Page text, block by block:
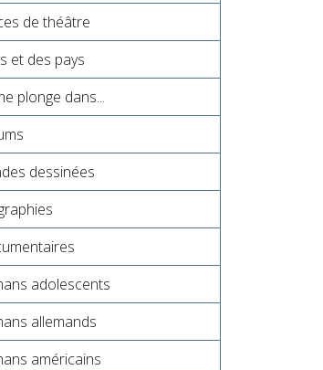
de théâtre
et des pays
plonge dans...
dessinées
adolescents
allemands
américains